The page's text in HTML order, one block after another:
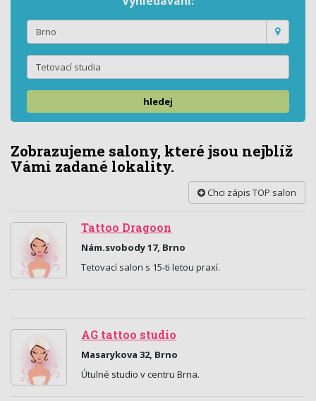
hledej
Zobrazujeme salony, které jsou nejblíž
Vámi zadané lokality.
Chci zápis TOP salon
Tattoo Dragoon
Nám.svobody 17, Brno
Tetovací salon s 15-ti letou praxí.
AG tattoo studio
Masarykova 32, Brno
Útulné studio v centru Brna.